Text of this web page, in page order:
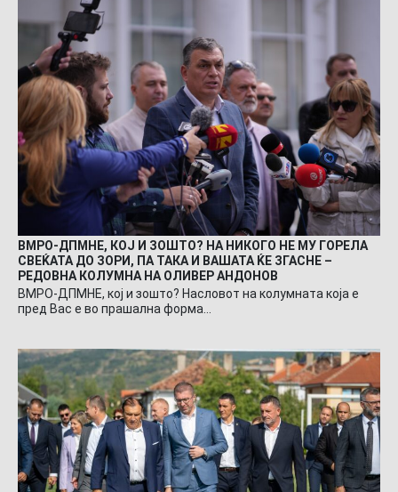
ВМРО-ДПМНЕ, КОЈ И ЗОШТО? НА НИКОГО НЕ МУ ГОРЕЛА
СВЕЌАТА ДО ЗОРИ, ПА ТАКА И ВАШАТА ЌЕ ЗГАСНЕ –
РЕДОВНА КОЛУМНА НА ОЛИВЕР АНДОНОВ
ВМРО-ДПМНЕ, кој и зошто? Насловот на колумната која е
пред Вас е во прашална форма…